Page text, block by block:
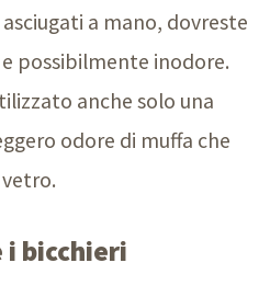
a mano, dovreste
possibilmente inodore.
anche solo una
odore di muffa che
i bicchieri